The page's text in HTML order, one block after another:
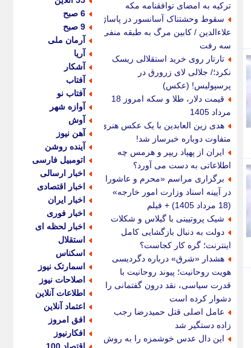
ترکیه به امضای توافقنامه مکه
سقوط وحشتناک آسانسور در پاساژ
علاءالدین / کابین مرگ به طبقه منفی
سه رفت
تارتار روی خرید استقلالی ریسک
نکرد؛/ جلالی لای زرورق در
پرسپولیس! (عکس)
قیمت دلار، طلا و سکه امروز 18
مرداد 1405
هدی زین العابدین با یک عکس هنری
متفاوت دوباره خبرساز شد!
ایران از پهپاد ریپر و هرمس چه
اطلاعاتی به دست می آورد؟
برگزاری مراسم «محرم و عاشورا
در آیینه اسناد وزارت امور خارجه»
(18 مرداد 1405) + فیلم
شیک پروتیینی با گیلاس و شکلات
دولت به دنبال بازگشایی کامل
اینترنت؛ گره کار کجاست؟
هشدار «شرق» درباره دگردیسی
هویت روحانیت؛ پیوند روحانیت با
قدرت سیاسی، نقد درون گفتمانی را
دشوار کرده است
عامل اصلی قتل حمیدرضا رجب
زاده دستگیر شد
این دال عدس خوشمزه را به روش
6 صبح
9 صبح
آرمان ملی
آریا
آشکار
آفتاب
آفتاب نو
آوازه شهر
آوش
آهن نیوز
آینده روشن
اتومبیل فارسی
اخبار ارسالی
اخبار اقتصادی
اخبار ایران
اخبار فوری
اخبار لحظه ای
استقلال
اسکناس
اسمارتک نیوز
اصلاحات نیوز
اطلاعات آنلاین
اعتماد آنلاین
افق امروز
افکارنیوز